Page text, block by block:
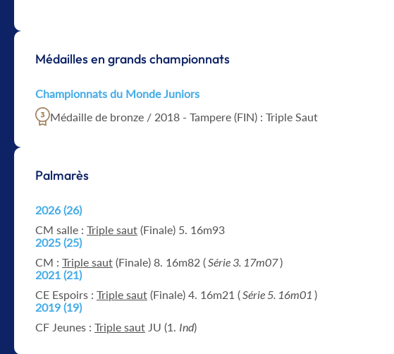
Médailles en grands championnats
Championnats du Monde Juniors
Médaille de bronze / 2018 - Tampere (FIN) : Triple Saut
Palmarès
2026 (26)
CM salle : Triple saut (Finale) 5. 16m93
2025 (25)
CM : Triple saut (Finale) 8. 16m82 (Série 3. 17m07)
2021 (21)
CE Espoirs : Triple saut (Finale) 4. 16m21 (Série 5. 16m01 )
2019 (19)
CF Jeunes : Triple saut JU (1. Ind)